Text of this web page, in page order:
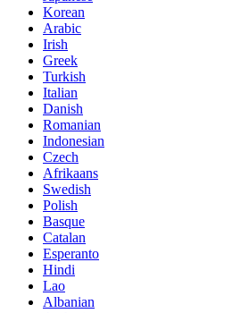
Korean
Arabic
Irish
Greek
Turkish
Italian
Danish
Romanian
Indonesian
Czech
Afrikaans
Swedish
Polish
Basque
Catalan
Esperanto
Hindi
Lao
Albanian